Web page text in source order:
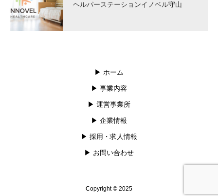
ヘルパーステーションイノベル守山
▶︎ ホーム
▶︎ 事業内容
▶︎ 運営事業所
▶︎ 企業情報
▶︎ 採用・求人情報
▶︎ お問い合わせ
Copyright © 2025